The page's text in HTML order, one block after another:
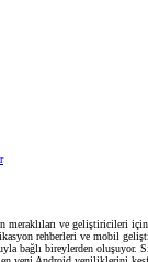
meraklıları ve geliştiricileri
rehberleri ve mobil
bağlı bireylerden oluşuyor.